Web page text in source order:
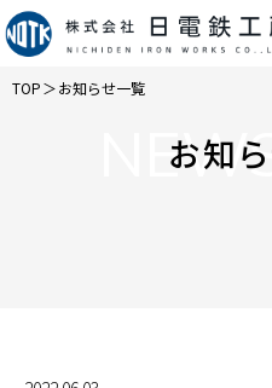
TOP＞お知らせ一覧
お知